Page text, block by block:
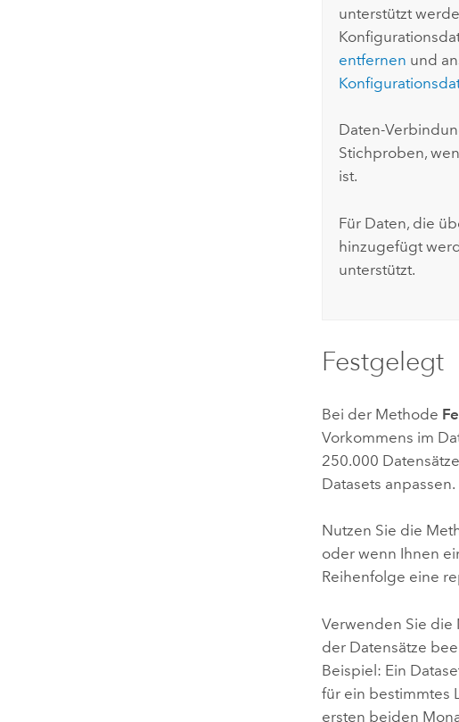
unterstützt
entfernen und
Daten-
Stichproben,
ist.
Für Daten, die
hinzugefügt
unterstützt.
Festgelegt
Bei der Methode
Vorkommens im
250.000
Datasets anpassen.
Nutzen Sie die
oder wenn Ihnen
Reihenfolge eine
Verwenden Sie die
der Datensätze
Beispiel: Ein
für ein bestimmtes
ersten beiden